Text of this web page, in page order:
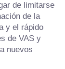
de limitarse
de la
y el rápido
de VAS y
nuevos